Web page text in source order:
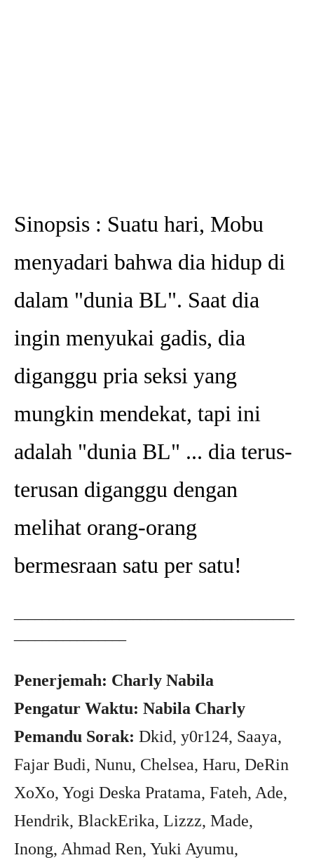
Sinopsis : Suatu hari, Mobu
menyadari bahwa dia hidup di
dalam "dunia BL". Saat dia
ingin menyukai gadis, dia
diganggu pria seksi yang
mungkin mendekat, tapi ini
adalah "dunia BL" ... dia terus-
terusan diganggu dengan
melihat orang-orang
bermesraan satu per satu!
Penerjemah: Charly Nabila
Pengatur Waktu: Nabila Charly
Pemandu Sorak: Dkid, y0r124, Saaya,
Fajar Budi, Nunu, Chelsea, Haru, DeRin
XoXo, Yogi Deska Pratama, Fateh, Ade,
Hendrik, BlackErika, Lizzz, Made,
Inong, Ahmad Ren, Yuki Ayumu,